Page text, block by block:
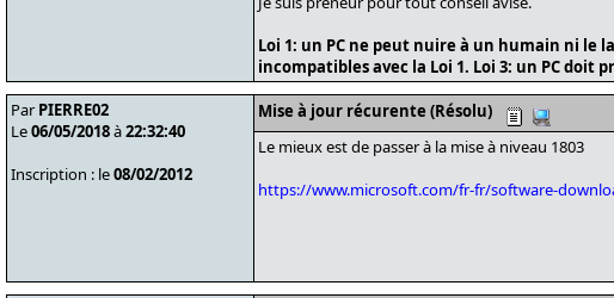
Loi 1: un PC ne peut nuire à un humain ni le
incompatibles avec la Loi 1. Loi 3: un PC doit
Par PIERRE02
Le06/05/2018à22:32:40
Inscription : le08/02/2012
Mise à jour récurente (Résolu)
Le mieux est de passer à la mise à niveau 1803
https://www.microsoft.com/fr-fr/software-